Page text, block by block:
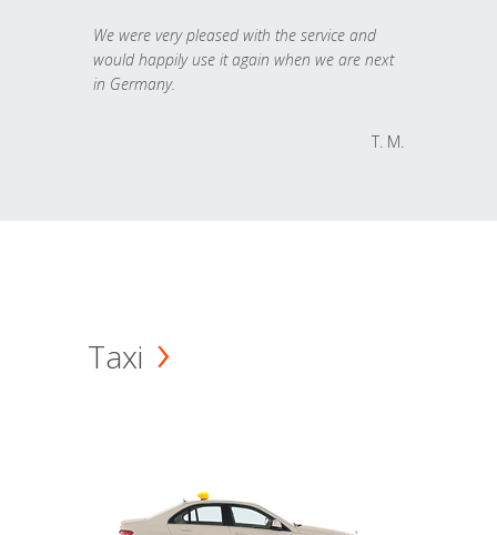
We were very pleased with the service and
would happily use it again when we are next
in Germany.
T. M.
Taxi